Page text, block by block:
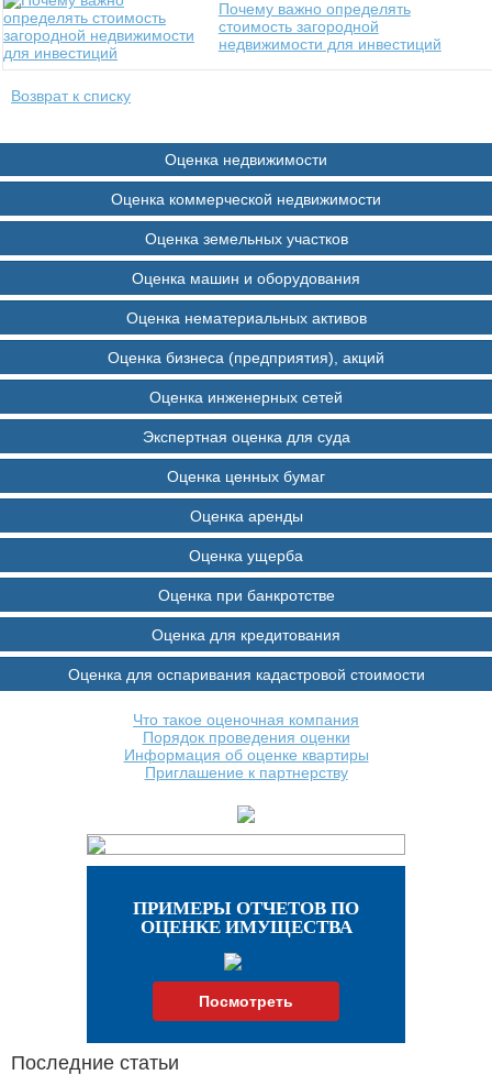
Оценка недвижимости
Оценка коммерческой недвижимости
Оценка земельных участков
Оценка машин и оборудования
Оценка нематериальных активов
Оценка бизнеса (предприятия), акций
Оценка инженерных сетей
Экспертная оценка для суда
Оценка ценных бумаг
Оценка аренды
Оценка ущерба
Оценка при банкротстве
Оценка для кредитования
Оценка для оспаривания кадастровой стоимости
Что такое оценочная компания
Порядок проведения оценки
Информация об оценке квартиры
Приглашение к партнерству
ПРИМЕРЫ ОТЧЕТОВ ПО
ОЦЕНКЕ ИМУЩЕСТВА
Посмотреть
Последние статьи
Почему важно определять
стоимость загородной
недвижимости для инвестиций
Возврат к списку